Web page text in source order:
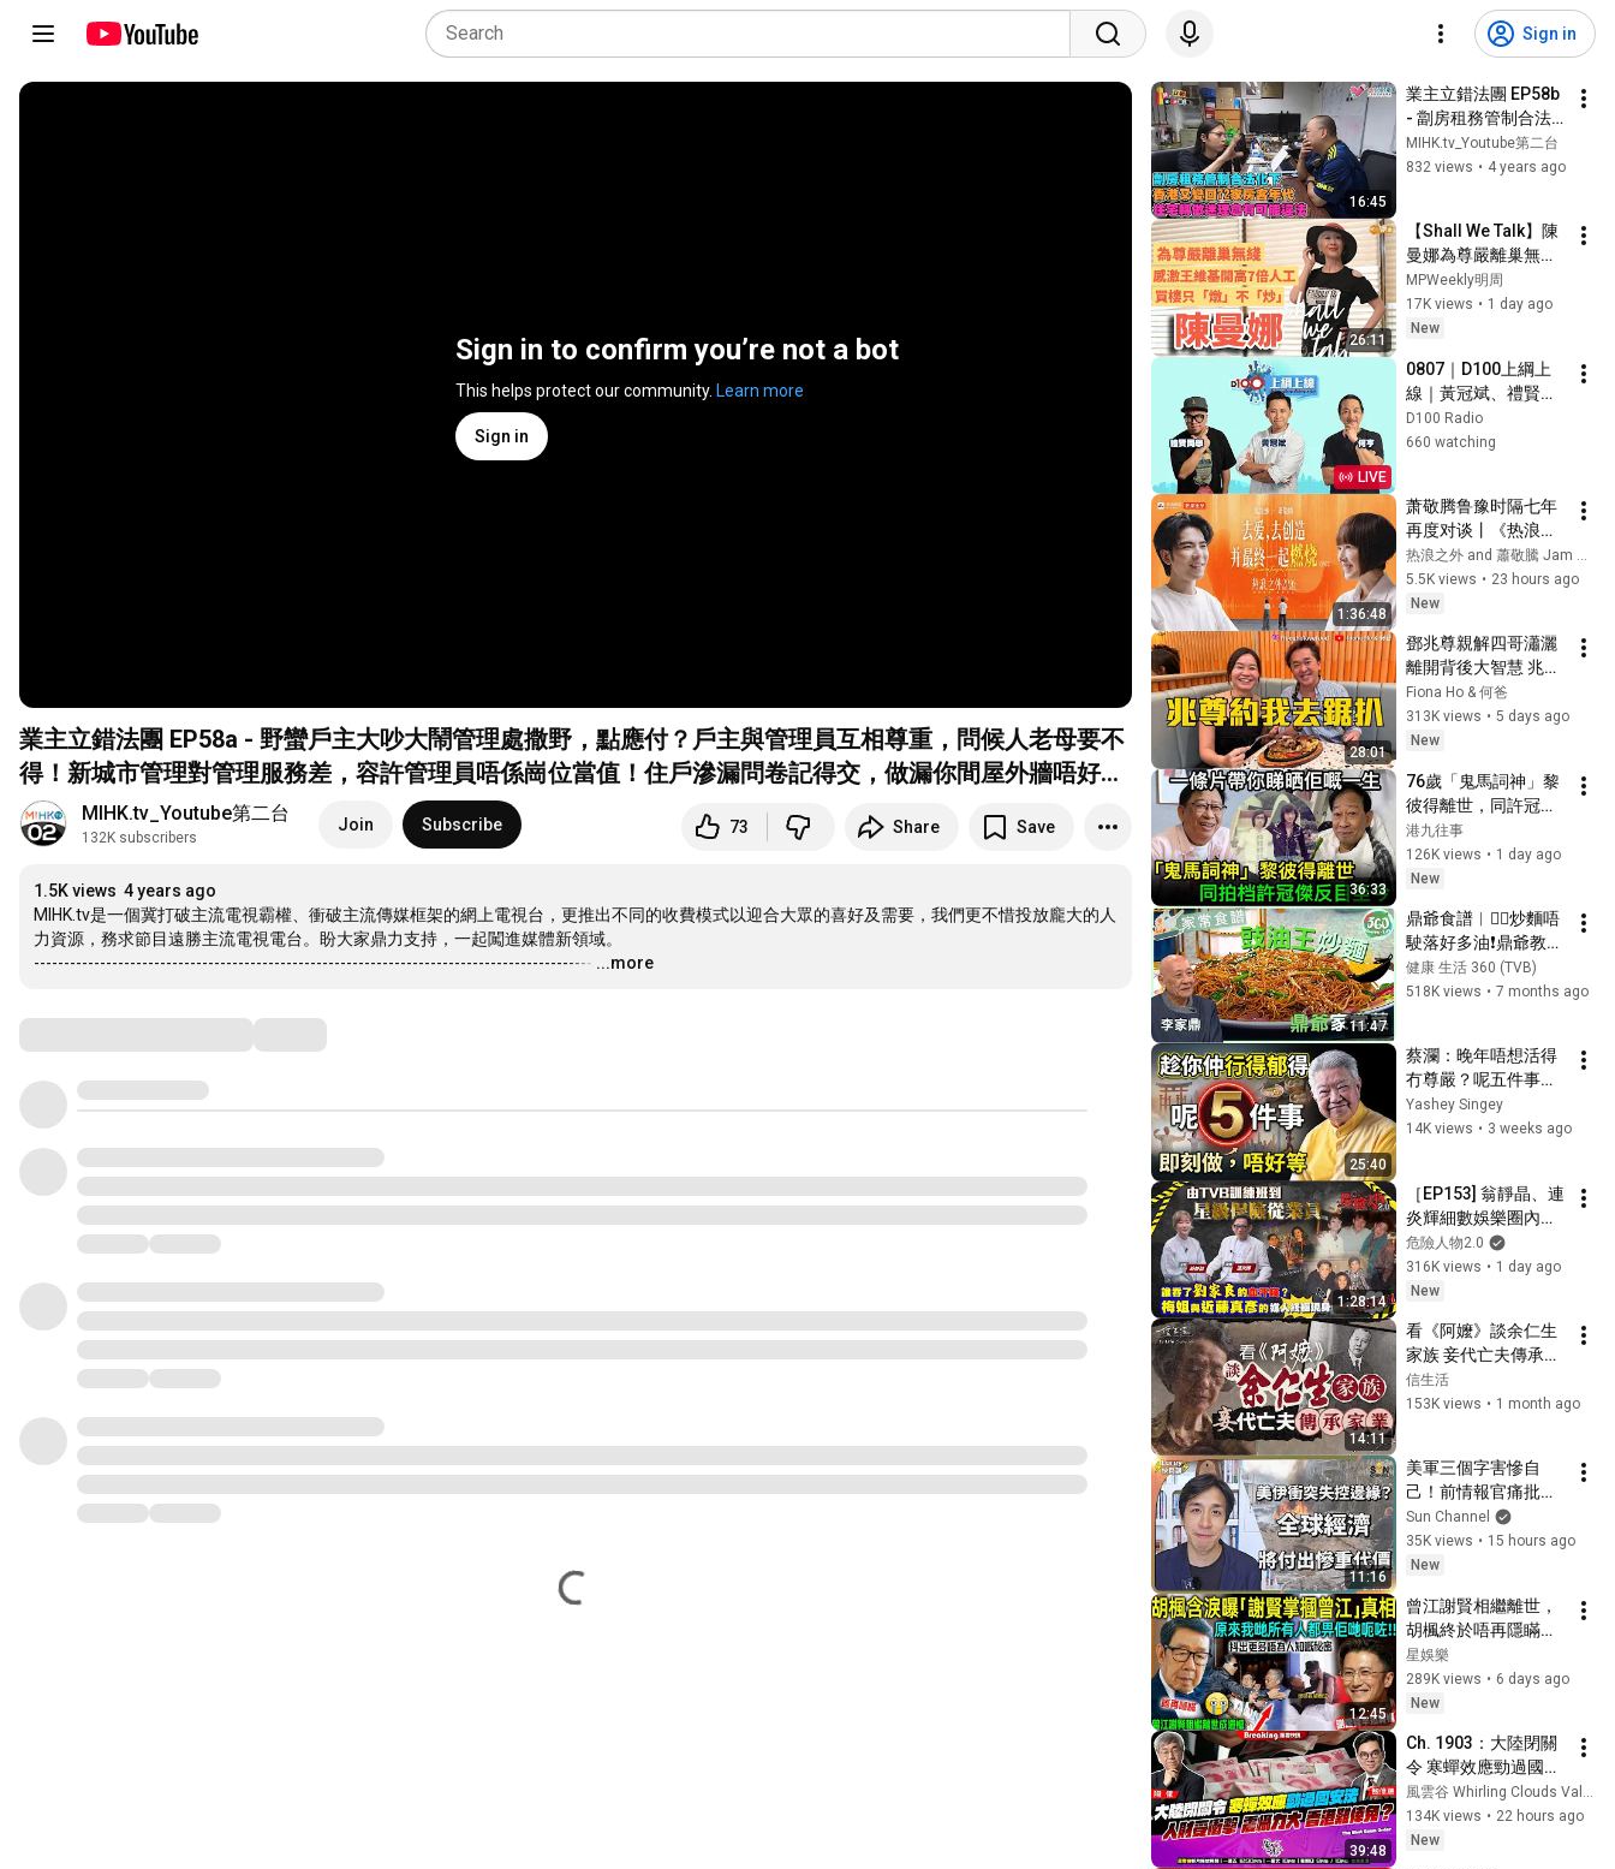
Sign in
Sign in to confirm you’re not a bot
This helps protect our community. Learn more
Sign in
業主立錯法團 EP58a - 野蠻戶主大吵大鬧管理處撒野，點應付？戶主與管理員互相尊重，問候人老母要不
得！新城市管理對管理服務差，容許管理員唔係崗位當值！住戶滲漏問卷記得交，做漏你間屋外牆唔好
怨！
MIHK.tv_Youtube第二台
132K subscribers
Join Subscribe 73 Share Save
1.5K views 4 years ago
MIHK.tv是一個冀打破主流電視霸權、衝破主流傳媒框架的網上電視台，更推出不同的收費模式以迎合大眾的喜好及需要，我們更不惜投放龐大的人
力資源，務求節目遠勝主流電視電台。盼大家鼎力支持，一起闖進媒體新領域。
--------------------------------------------------------------------------------------------- …
...more
16:45
業主立錯法團 EP58b
- 劏房租務管制合法
化下，香港又變回72
家房客年代！劏房問
深遠，法團如何自
救？改變住宅用途要
申請，轉做迷理倉有
可能違法
MIHK.tv_Youtube第二台
832 views • 4 years ago
26:11
【Shall We Talk】陳
曼娜為尊嚴離巢無綫 |
感激王維基開高七倍
人工 | 買樓只「燉」
不「炒」 | 唱歌為圓
樂 | 陳曼娜專訪
MPWeekly明周
17K views • 1 day ago
New
LIVE
0807｜D100上綱上
線｜黃冠斌、禮賢同
學、何亨
D100 Radio
660 watching
1:36:48
萧敬腾鲁豫时隔七年
再度对谈丨《热浪之
外2026》EP02正片
热浪之外 and 蕭敬騰 Jam Hsiao
5.5K views • 23 hours ago
New
28:01
鄧兆尊親解四哥瀟灑
離開背後大智慧 兆尊
後悔與媽媽祥嫂玩爭
產大龍鳳？親解起因
全因大廈改名！45歲
人性偽善！擬立電子
遺囑：遺產留給女朋
友未必是好事？ 抗拒
爆料：拒踩別人上
位！
Fiona Ho & 何爸
313K views • 5 days ago
New
36:33
76歲「鬼馬詞神」黎
彼得離世，同許冠傑
拍檔七年卻反目至
今，一條片帶你睇曬
佢嘅鬼馬一生
港九往事
126K views • 1 day ago
New
11:47
鼎爺食譜︱👍🏼炒麵唔
駛落好多油❗鼎爺教你
點樣炒得乾身又唔會
一嚿嚿，鑊氣十足❗︱
#胡諾言 #彭慧中｜
健康360 TVB
健康 生活 360 (TVB)
518K views • 7 months ago
25:40
蔡瀾：晚年唔想活得
冇尊嚴？呢五件事，
趁仲行得郁得，一件
都唔可以少
Yashey Singey
14K views • 3 weeks ago
1:28:14
［EP153] 翁靜晶、連
炎輝細數娛樂圈內幕
｜揭張國榮梅艷芳等
巨星秘聞｜誰吞了劉
家良的血汗錢｜梅艷
終極現身｜由TVB訓
練班到星級保險從業
員
危險人物2.0
316K views • 1 day ago
New
14:11
看《阿嬤》談余仁生
家族 妾代亡夫傳承家
業｜中國電影｜給阿
嬤的情書｜潮汕｜僑
章｜余東璇｜南洋
【睇齣好戲系列】
信生活
153K views • 1 month ago
11:16
美軍三個字害慘自
己！前情報官痛批華
府傲慢無知！全球經
濟恐陪葬！特朗普根
本沒協議可簽？伊朗
戰爭恐拖垮整個西
方！｜Lorey 快閃講
Sun Channel
35K views • 15 hours ago
New
12:45
曾江謝賢相繼離世，
胡楓終於唔再隱瞞！
含淚揭開「謝賢掌摑
曾江」事實真相，原
來我哋所有人都畀人
實情！【星娛樂】#
胡楓 #謝賢 #曾江 #
綜藝 #事實 #真相 #
兄弟 #謝霆鋒
星娛樂
289K views • 6 days ago
New
39:48
Ch. 1903：大陸閉關
令 寒蟬效應勁過國安
法 人財受衝擊 震懾力
大 香港難倖免？ 黎彼
得逝世 香港粵語鬼才
風雲谷 Whirling Clouds Valley
134K views • 22 hours ago
New